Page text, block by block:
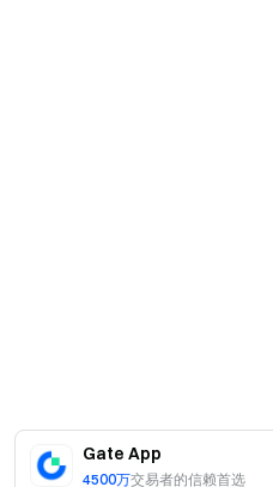
Gate App
4500万交易者的信赖首选